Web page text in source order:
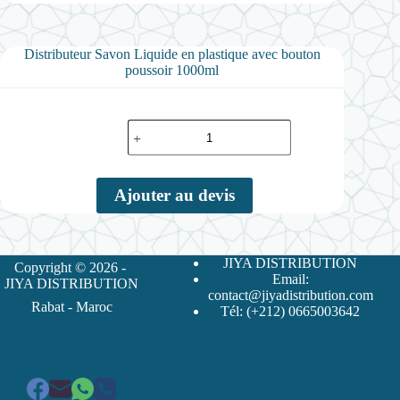
Distributeur Savon Liquide en plastique avec bouton
poussoir 1000ml
quantité
de
Distributeur
Liquide
en
plastique
avec
bouton
1000ml
Ajouter au devis
Copyright © 2026 -
JIYA DISTRIBUTION
Rabat - Maroc
JIYA DISTRIBUTION
Email:
contact@jiyadistribution.com
Tél: (+212) 0665003642